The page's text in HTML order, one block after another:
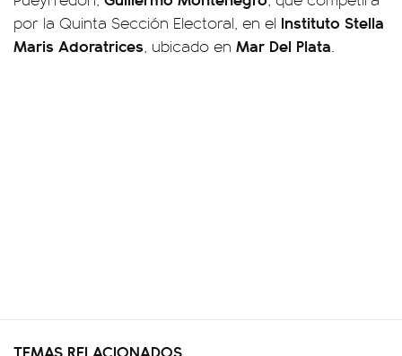
por la Quinta Sección Electoral, en el Instituto Stella
Maris Adoratrices, ubicado en Mar Del Plata.
TEMAS RELACIONADOS